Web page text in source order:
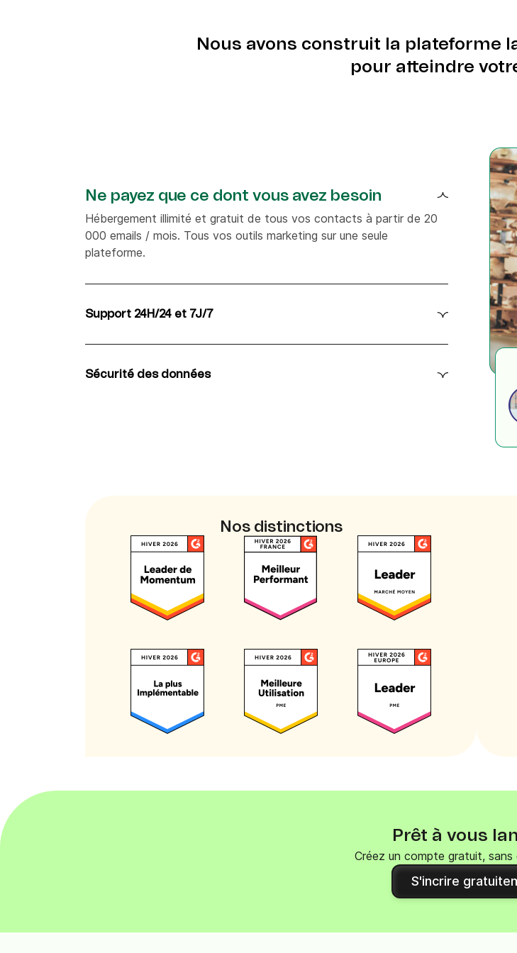
Nous avons construit la plateforme
pour atteindre
Ne payez que ce dont vous avez besoin
Hébergement illimité et gratuit de tous vos contacts à partir de 20
000 emails / mois. Tous vos outils marketing sur une seule
plateforme.
Support 24H/24 et 7J/7
l'offre gratuite. Chargé de compte dédiés pour les utilisateurs
Sécurité des données
Nos distinctions
Prêt à vous
Créez un compte gratuit,
S'incrire